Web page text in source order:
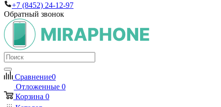
+7 (8452) 24-12-97
Обратный звонок
Сравнение0
Отложенные 0
Корзина 0